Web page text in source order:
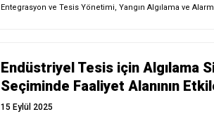
Entegrasyon ve Tesis Yönetimi, Yangın Algılama ve Alarm
Endüstriyel Tesis için Algılama
Seçiminde Faaliyet Alanının
15 Eylül 2025